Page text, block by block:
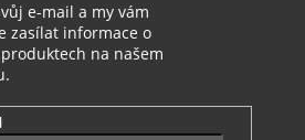
e-mail a my vám
zasílat informace o
na našem